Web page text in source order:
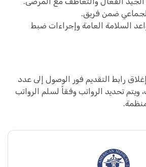
ضمن فريق.
السلامة العامة وإجراءات ضبط
رابط التقديم فور الوصول إلى عدد
تحديد الرواتب وفقاً لسلم الرواتب